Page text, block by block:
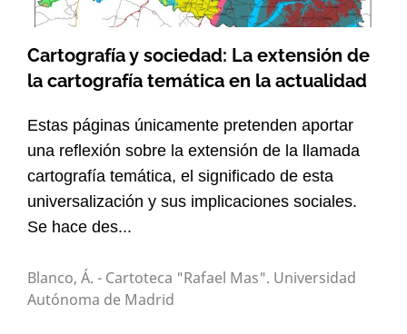
Cartografía y sociedad: La extensión de
la cartografía temática en la actualidad
Estas páginas únicamente pretenden aportar
una reflexión sobre la extensión de la llamada
cartografía temática, el significado de esta
universalización y sus implicaciones sociales.
Se hace des...
Blanco, Á. - Cartoteca "Rafael Mas". Universidad
Autónoma de Madrid